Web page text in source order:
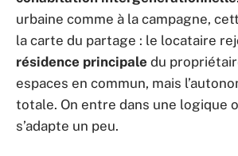
urbaine comme à la campagne,
la carte du partage : le locataire
résidence principale du
espaces en commun, mais
totale. On entre dans une logique
s’adapte un peu.